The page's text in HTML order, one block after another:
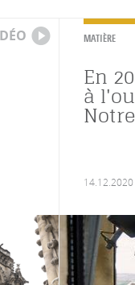
MATIÈRE
En
à
14.12.2020